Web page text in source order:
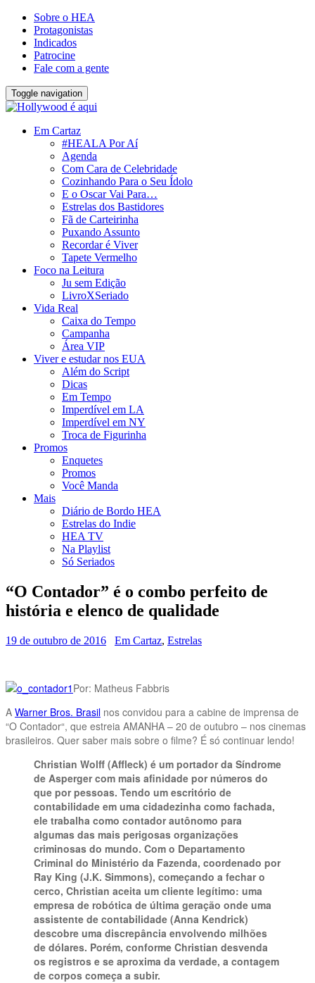
Sobre o HEA
Protagonistas
Indicados
Patrocine
Fale com a gente
Toggle navigation
Em Cartaz
#HEALA Por Aí
Agenda
Com Cara de Celebridade
Cozinhando Para o Seu Ídolo
E o Oscar Vai Para…
Estrelas dos Bastidores
Fã de Carteirinha
Puxando Assunto
Recordar é Viver
Tapete Vermelho
Foco na Leitura
Ju sem Edição
LivroXSeriado
Vida Real
Caixa do Tempo
Campanha
Área VIP
Viver e estudar nos EUA
Além do Script
Dicas
Em Tempo
Imperdível em LA
Imperdível em NY
Troca de Figurinha
Promos
Enquetes
Promos
Você Manda
Mais
Diário de Bordo HEA
Estrelas do Indie
HEA TV
Na Playlist
Só Seriados
“O Contador” é o combo perfeito de
história e elenco de qualidade
19 de outubro de 2016 Em Cartaz, Estrelas
Por: Matheus Fabbris
A Warner Bros. Brasil nos convidou para a cabine de imprensa de
“O Contador“, que estreia AMANHA – 20 de outubro – nos cinemas
brasileiros. Quer saber mais sobre o filme? É só continuar lendo!
Christian Wolff (Affleck) é um portador da Síndrome
de Asperger com mais afinidade por números do
que por pessoas. Tendo um escritório de
contabilidade em uma cidadezinha como fachada,
ele trabalha como contador autônomo para
algumas das mais perigosas organizações
criminosas do mundo. Com o Departamento
Criminal do Ministério da Fazenda, coordenado por
Ray King (J.K. Simmons), começando a fechar o
cerco, Christian aceita um cliente legítimo: uma
empresa de robótica de última geração onde uma
assistente de contabilidade (Anna Kendrick)
descobre uma discrepância envolvendo milhões
de dólares. Porém, conforme Christian desvenda
os registros e se aproxima da verdade, a contagem
de corpos começa a subir.